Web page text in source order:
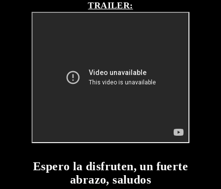
TRAILER:
Espero la disfruten, un fuerte
abrazo, saludos